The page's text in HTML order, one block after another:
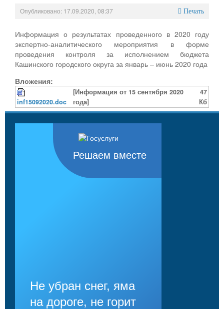
Опубликовано: 17.09.2020, 08:37 Печать
Информация о результатах проведенного в 2020 году
экспертно-аналитического мероприятия в форме
проведения контроля за исполнением бюджета
Кашинского городского округа за январь – июнь 2020 года
Вложения:
inf15092020.doc
[Информация от 15 сентября 2020
года]
47
Кб
Решаем вместе
Не убран снег, яма
на дороге, не горит